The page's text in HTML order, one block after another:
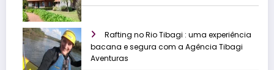
Rafting no Rio Tibagi : uma experiência
bacana e segura com a Agência Tibagi
Aventuras